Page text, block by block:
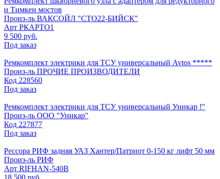
и Тимкен мостов
Произ-ль ВАКСОЙЛ "СТО22-БИЙСК"
Арт РКАРТО1
9 500 руб.
Под заказ
Ремкомплект электрики для ТСУ универсальный Avtos *****
Произ-ль ПРОЧИЕ ПРОИЗВОДИТЕЛИ
Код 228560
Под заказ
Ремкомплект электрики для ТСУ универсальный Уникар !"
Произ-ль ООО "Уникар"
Код 227877
Под заказ
Рессора РИФ задняя УАЗ Хантер/Патриот 0-150 кг лифт 50 мм
Произ-ль РИФ
Арт RIFHAN-540B
18 500 руб.